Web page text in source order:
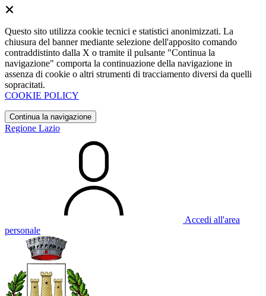
Questo sito utilizza cookie tecnici e statistici anonimizzati. La
chiusura del banner mediante selezione dell'apposito comando
contraddistinto dalla X o tramite il pulsante "Continua la
navigazione" comporta la continuazione della navigazione in
assenza di cookie o altri strumenti di tracciamento diversi da quelli
sopracitati.
COOKIE POLICY
Continua la navigazione
Regione Lazio
Accedi all'area
personale